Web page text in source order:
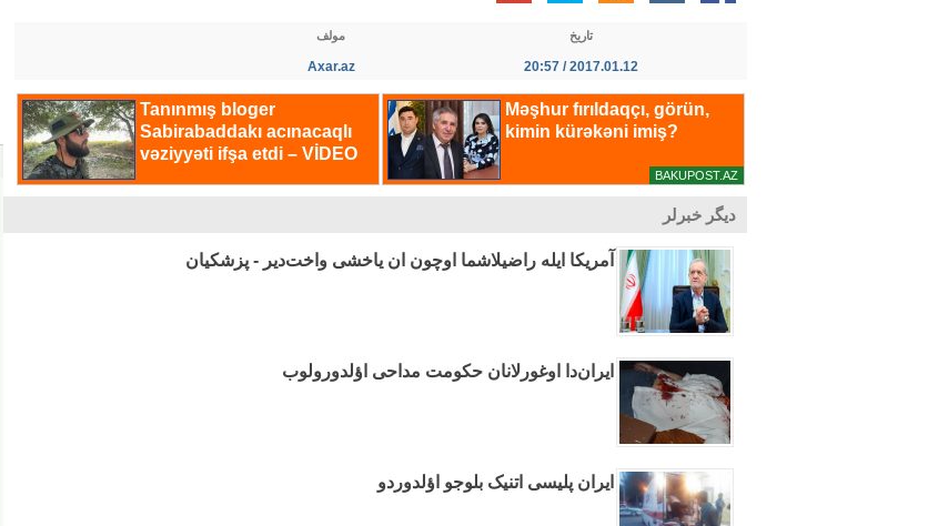
تاریخ
2017.01.12 / 20:57
مولف
Axar.az
دیگر خبرلر
آمریکا ایله راضیلاشما اوچون ان یاخشی واخت‌دیر - پزشکیان
ایران‌دا اوغورلانان حکومت مداحی اؤلدورولوب
ایران پلیسی اتنیک بلوجو اؤلدوردو